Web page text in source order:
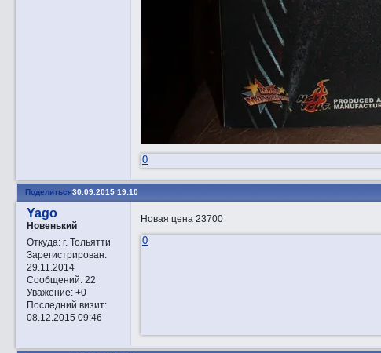
0
Поделиться30.09.2015 19:10
Yago
Новенький
Откуда:г. Тольятти
Зарегистрирован:
29.11.2014
Сообщений:22
Уважение: +0
Последний визит:
08.12.2015 09:46
Новая цена 23700
0